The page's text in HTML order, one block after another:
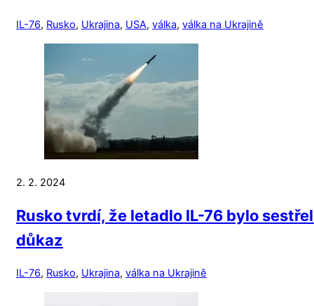
IL-76, Rusko, Ukrajina, USA, válka, válka na Ukrajině
2. 2. 2024
Rusko tvrdí, že letadlo IL-76 bylo
důkaz
IL-76, Rusko, Ukrajina, válka na Ukrajině